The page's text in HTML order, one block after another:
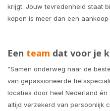
krijgt. Jouw tevredenheid staat
kopen is meer dan een
Een team dat voor je
“Samen onderweg naar de
van gepassioneerde
locaties door heel Nederland
altijd verzekerd van persoonlijk